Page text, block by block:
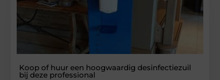
Koop of huur een hoogwaardig desinfectiezuil
bij deze professional